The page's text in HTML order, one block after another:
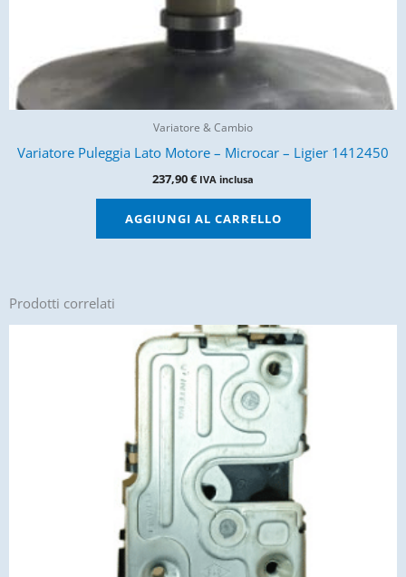
Variatore & Cambio
Variatore Puleggia Lato Motore – Microcar – Ligier 1412450
237,90€ IVA inclusa
AGGIUNGI AL CARRELLO
Prodotti correlati